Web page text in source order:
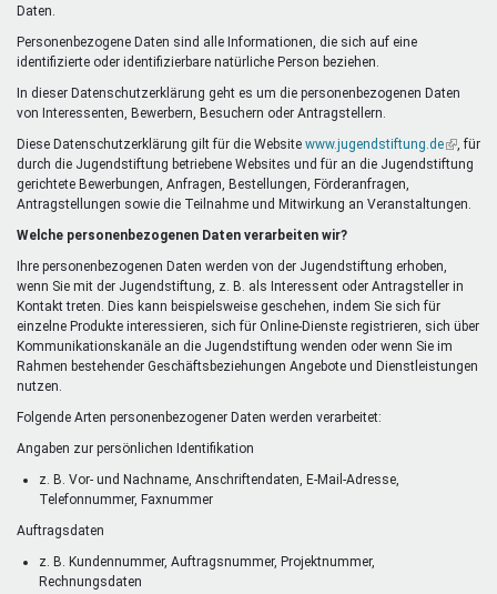
Daten.
Personenbezogene Daten sind alle Informationen, die sich auf eine
identifizierte oder identifizierbare natürliche Person beziehen.
In dieser Datenschutzerklärung geht es um die personenbezogenen Daten
von Interessenten, Bewerbern, Besuchern oder Antragstellern.
Diese Datenschutzerklärung gilt für die Website www.jugendstiftung.de(Link
ist
, für
durch die Jugendstiftung betriebene Websites und für an die Jugendstiftung
gerichtete Bewerbungen, Anfragen, Bestellungen, Förderanfragen,
Antragstellungen sowie die Teilnahme und Mitwirkung an Veranstaltungen.
Welche personenbezogenen Daten verarbeiten wir?
Ihre personenbezogenen Daten werden von der Jugendstiftung erhoben,
wenn Sie mit der Jugendstiftung, z. B. als Interessent oder Antragsteller in
Kontakt treten. Dies kann beispielsweise geschehen, indem Sie sich für
einzelne Produkte interessieren, sich für Online-Dienste registrieren, sich über
Kommunikationskanäle an die Jugendstiftung wenden oder wenn Sie im
Rahmen bestehender Geschäftsbeziehungen Angebote und Dienstleistungen
nutzen.
Folgende Arten personenbezogener Daten werden verarbeitet:
Angaben zur persönlichen Identifikation
z. B. Vor- und Nachname, Anschriftendaten, E-Mail-Adresse,
Telefonnummer, Faxnummer
Auftragsdaten
z. B. Kundennummer, Auftragsnummer, Projektnummer,
Rechnungsdaten